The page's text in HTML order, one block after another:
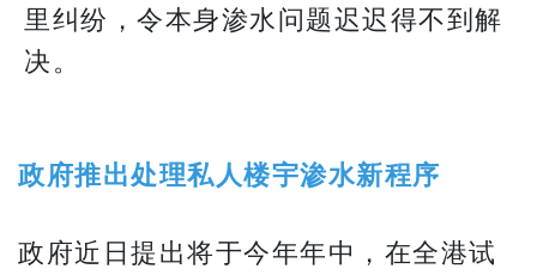
里纠纷，令本身渗水问题迟迟得不到解
决。
政府推出处理私人楼宇渗水新程序
政府近日提出将于今年年中，在全港试